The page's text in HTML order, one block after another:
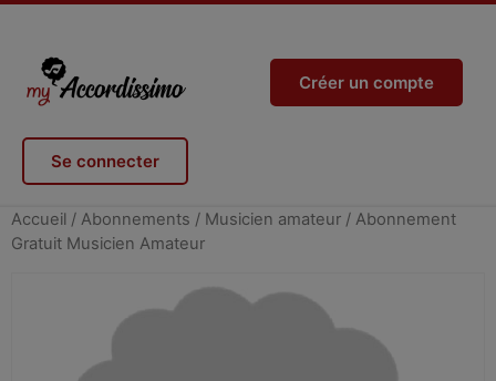
Créer un compte
Se connecter
Accueil / Abonnements / Musicien amateur / Abonnement
Gratuit Musicien Amateur